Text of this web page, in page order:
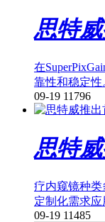
思特
在
靠性和稳定性
09-19 11796
思特
疗内窥镜种
定制化需求应
09-19 11485